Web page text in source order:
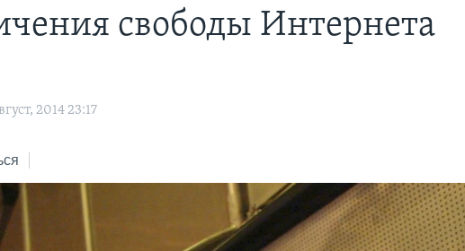
свободы Интернета
2014 23:17